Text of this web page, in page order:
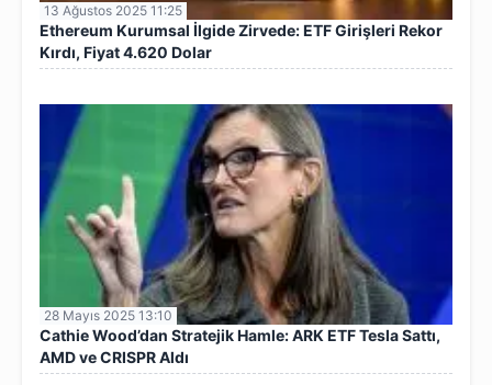
13 Ağustos 2025 11:25
Ethereum Kurumsal İlgide Zirvede: ETF Girişleri Rekor
Kırdı, Fiyat 4.620 Dolar
28 Mayıs 2025 13:10
Cathie Wood’dan Stratejik Hamle: ARK ETF Tesla Sattı,
AMD ve CRISPR Aldı